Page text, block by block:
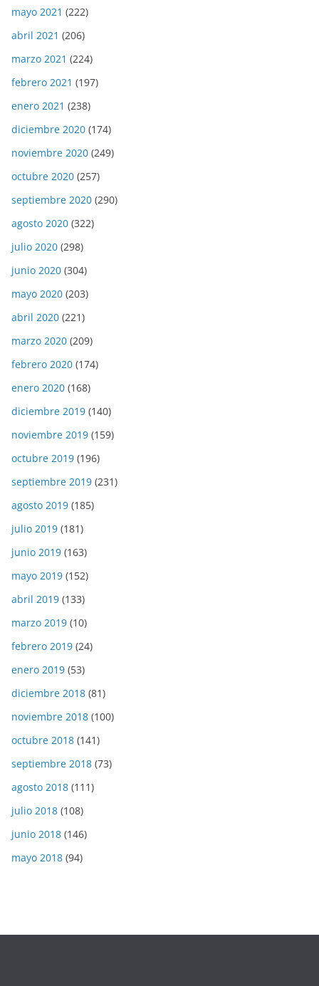
mayo 2021 (222)
abril 2021 (206)
marzo 2021 (224)
febrero 2021 (197)
enero 2021 (238)
diciembre 2020 (174)
noviembre 2020 (249)
octubre 2020 (257)
septiembre 2020 (290)
agosto 2020 (322)
julio 2020 (298)
junio 2020 (304)
mayo 2020 (203)
abril 2020 (221)
marzo 2020 (209)
febrero 2020 (174)
enero 2020 (168)
diciembre 2019 (140)
noviembre 2019 (159)
octubre 2019 (196)
septiembre 2019 (231)
agosto 2019 (185)
julio 2019 (181)
junio 2019 (163)
mayo 2019 (152)
abril 2019 (133)
marzo 2019 (10)
febrero 2019 (24)
enero 2019 (53)
diciembre 2018 (81)
noviembre 2018 (100)
octubre 2018 (141)
septiembre 2018 (73)
agosto 2018 (111)
julio 2018 (108)
junio 2018 (146)
mayo 2018 (94)